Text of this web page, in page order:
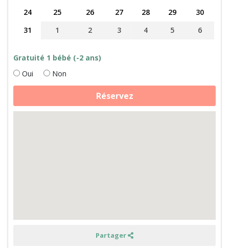
24
25 26 27 28 29
30
31
1 2 3 4 5 6
Gratuité 1 bébé (-2 ans)
Oui
Non
quantité
En
Tiny
balade
Réservez
Partager